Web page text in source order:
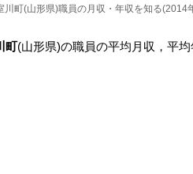
川町(山形県)職員の月収・年収を知る(2014
町(山形県)の職員の平均月収，平